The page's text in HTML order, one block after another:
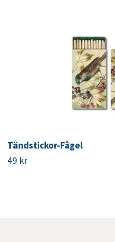
Tändstickor-Fågel
49 kr